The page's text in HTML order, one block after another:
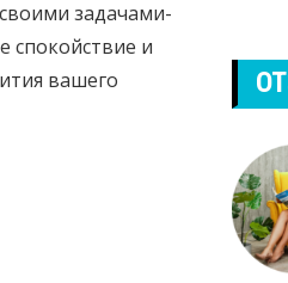
задачами-
спокойствие и
вашего